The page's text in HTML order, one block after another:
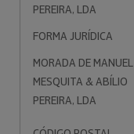
PEREIRA, LDA
FORMA JURÍDICA
MORADA DE MANUEL
MESQUITA & ABÍLIO
PEREIRA, LDA